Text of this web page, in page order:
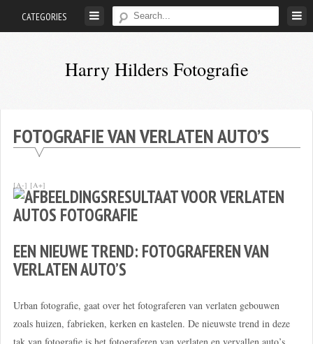
CATEGORIES
Harry Hilders Fotografie
Hilders
FOTOGRAFIE VAN VERLATEN AUTO’S
[A-] [A+]
EEN NIEUWE TREND: FOTOGRAFEREN VAN
VERLATEN AUTO’S
Urban fotografie, gaat over het fotograferen van verlaten gebouwen
zoals huizen, fabrieken, kerken en kastelen. De nieuwste trend in deze